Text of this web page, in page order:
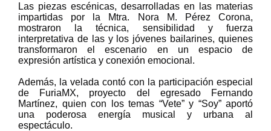
Las piezas escénicas, desarrolladas en las materias
impartidas por la Mtra. Nora M. Pérez Corona,
mostraron la técnica, sensibilidad y fuerza
interpretativa de las y los jóvenes bailarines, quienes
transformaron el escenario en un espacio de
expresión artística y conexión emocional.
Además, la velada contó con la participación especial
de FuriaMX, proyecto del egresado Fernando
Martínez, quien con los temas “Vete” y “Soy” aportó
una poderosa energía musical y urbana al
espectáculo.